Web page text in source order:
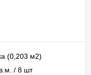
(0,203 м2)
/ 8 шт